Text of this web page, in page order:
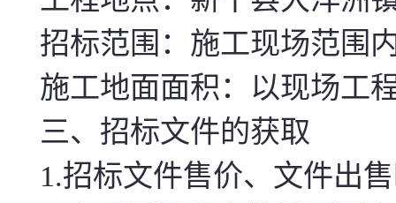
招标范围：施工现场范围
施工地面面积：以现场工
三、招标文件的获取
1.招标文件售价、文件出